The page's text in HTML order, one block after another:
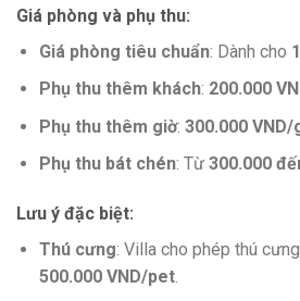
Giá phòng và phụ thu:
Giá phòng tiêu chuẩn: Dành cho
Phụ thu thêm khách: 200.000
Phụ thu thêm giờ: 300.000 VND/
Phụ thu bát chén: Từ 300.000
Lưu ý đặc biệt:
Thú cưng: Villa cho phép thú
500.000 VND/pet.